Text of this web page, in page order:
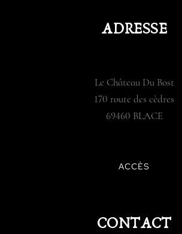
ADRESSE
Le Château Du Bost
170 route des cèdres
69460 BLACE
ACCÈS
CONTACT